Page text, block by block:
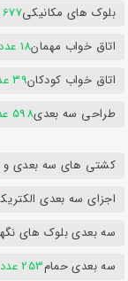
بلوک های مکانیکی677 عدد
اتاق خواب مهمان18 عدد
اتاق خواب کودکان39 عدد
طراحی سه بعدی598 عدد
کشتی های سه بعدی و
اجزای سه بعدی
سه بعدی بلوک های
سه بعدی حمام253 عدد